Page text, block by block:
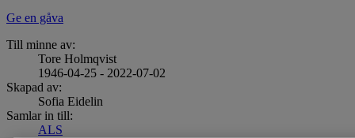
Ge en gåva
Till minne av:
Tore Holmqvist
1946-04-25 - 2022-07-02
Skapad av:
Sofia Eidelin
Samlar in till:
ALS